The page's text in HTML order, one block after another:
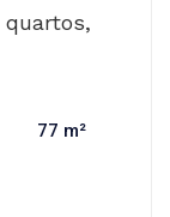
quartos,
77 m²